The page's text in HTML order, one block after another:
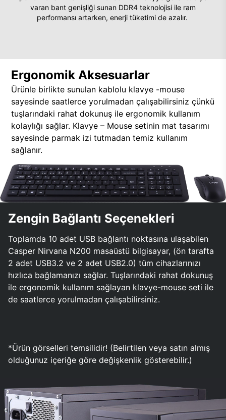
varan bant genişliği sunan DDR4 teknolojisi ile ram
performansı artarken, enerji tüketimi de azalır.
Ergonomik Aksesuarlar
Ürünle birlikte sunulan kablolu klavye -mouse
sayesinde saatlerce yorulmadan çalışabilirsiniz çünkü
tuşlarındaki rahat dokunuş ile ergonomik kullanım
kolaylığı sağlar. Klavye – Mouse setinin mat tasarımı
sayesinde parmak izi tutmadan temiz kullanım
sağlanır.
Zengin Bağlantı Seçenekleri
Toplamda 10 adet USB bağlantı noktasına ulaşabilen
Casper Nirvana N200 masaüstü bilgisayar, (ön tarafta
2 adet USB3.2 ve 2 adet USB2.0) tüm cihazlarınızı
hızlıca bağlamanızı sağlar. Tuşlarındaki rahat dokunuş
ile ergonomik kullanım sağlayan klavye-mouse seti ile
de saatlerce yorulmadan çalışabilirsiniz.
*Ürün görselleri temsilidir! (Belirtilen veya satın almış
olduğunuz içeriğe göre değişkenlik gösterebilir.)